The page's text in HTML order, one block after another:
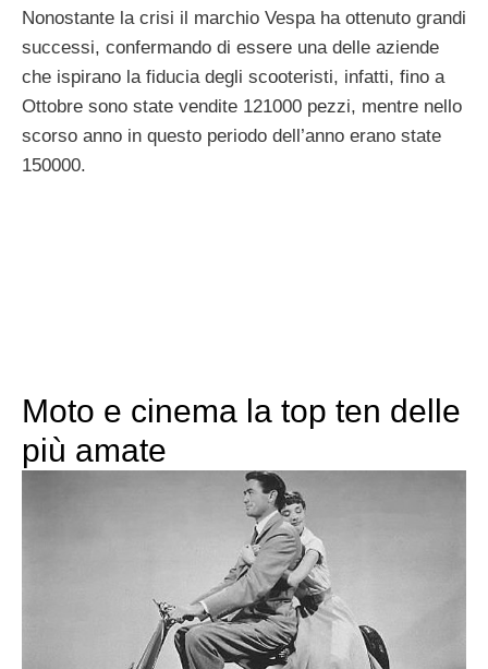
Nonostante la crisi il marchio Vespa ha ottenuto grandi
successi, confermando di essere una delle aziende
che ispirano la fiducia degli scooteristi, infatti, fino a
Ottobre sono state vendite 121000 pezzi, mentre nello
scorso anno in questo periodo dell’anno erano state
150000.
Moto e cinema la top ten delle
più amate